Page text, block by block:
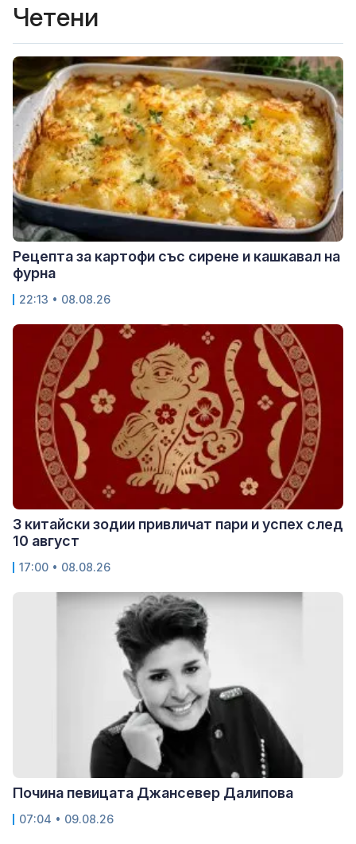
Четени
Рецепта за картофи със сирене и кашкавал на
фурна
22:13 • 08.08.26
3 китайски зодии привличат пари и успех след
10 август
17:00 • 08.08.26
Почина певицата Джансевер Далипова
07:04 • 09.08.26